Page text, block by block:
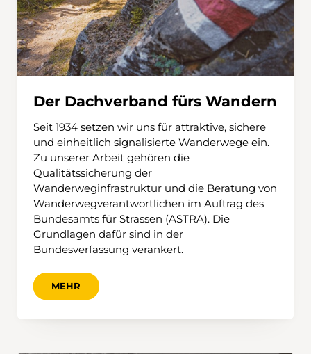
Der Dachverband fürs Wandern
Seit 1934 setzen wir uns für attraktive, sichere
und einheitlich signalisierte Wanderwege ein.
Zu unserer Arbeit gehören die
Qualitätssicherung der
Wanderweginfrastruktur und die Beratung von
Wanderwegverantwortlichen im Auftrag des
Bundesamts für Strassen (ASTRA). Die
Grundlagen dafür sind in der
Bundesverfassung verankert.
MEHR